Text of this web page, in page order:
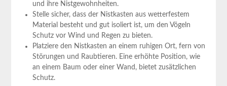
und ihre Nistgewohnheiten.
Stelle sicher, dass der Nistkasten aus wetterfestem
Material besteht und gut isoliert ist, um den Vögeln
Schutz vor Wind und Regen zu bieten.
Platziere den Nistkasten an einem ruhigen Ort, fern von
Störungen und Raubtieren. Eine erhöhte Position, wie
an einem Baum oder einer Wand, bietet zusätzlichen
Schutz.